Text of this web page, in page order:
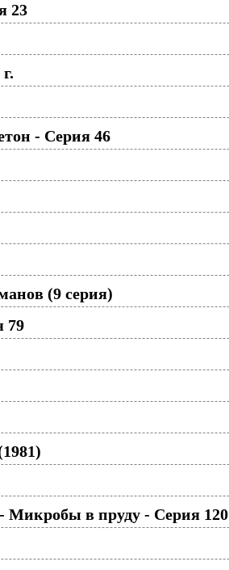
23
- Серия 46
(9 серия)
79
Микробы в пруду - Серия 120